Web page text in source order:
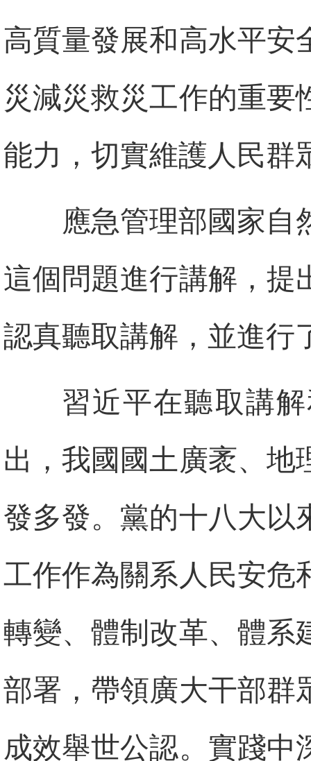
高質量發展和高水平安
災減災救災工作的重要
能力，切實維護人民群
應急管理部國家自
這個問題進行講解，提
認真聽取講解，並進行
習近平在聽取講
出，我國國土廣袤、地
發多發。黨的十八大以
工作作為關系人民安危
轉變、體制改革、體系
部署，帶領廣大干部群
成效舉世公認。實踐中